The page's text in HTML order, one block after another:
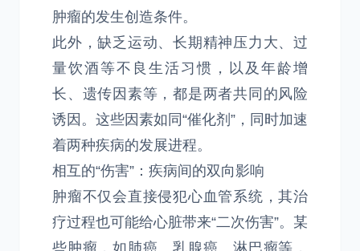
肿瘤的发生创造条件。
此外，缺乏运动、长期精神压力大、过
量饮酒等不良生活习惯，以及年龄增
长、遗传因素等，都是两者共同的风险
诱因。这些因素如同“催化剂”，同时加速
着两种疾病的发展进程。
相互的“伤害”：疾病间的双向影响
肿瘤不仅会直接侵犯心血管系统，其治
疗过程也可能给心脏带来“二次伤害”。某
些肿瘤，如肺癌、乳腺癌、淋巴瘤等，